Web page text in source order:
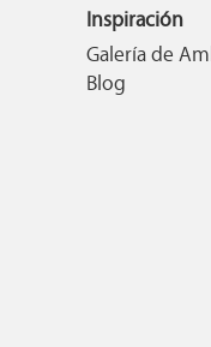
Inspiración
Galería de
Blog